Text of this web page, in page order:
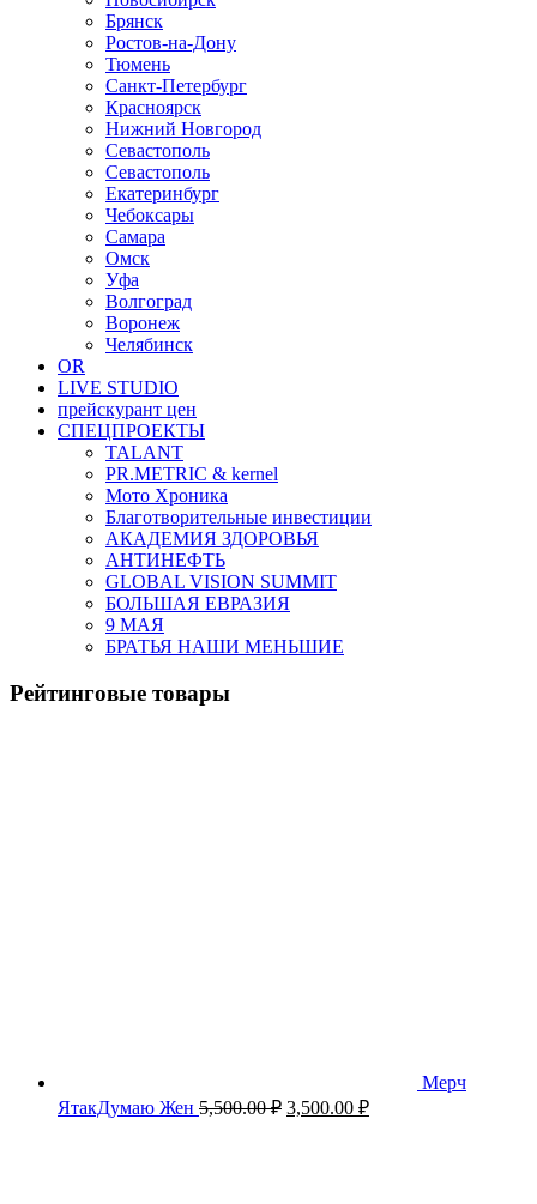
Брянск
Ростов-на-Дону
Тюмень
Санкт-Петербург
Красноярск
Нижний Новгород
Севастополь
Севастополь
Екатеринбург
Чебоксары
Самара
Омск
Уфа
Волгоград
Воронеж
Челябинск
OR
LIVE STUDIO
прейскурант цен
СПЕЦПРОЕКТЫ
TALANT
PR.METRIC & kernel
Мото Хроника
Благотворительные инвестиции
АКАДЕМИЯ ЗДОРОВЬЯ
АНТИНЕФТЬ
GLOBAL VISION SUMMIT
БОЛЬШАЯ ЕВРАЗИЯ
9 МАЯ
БРАТЬЯ НАШИ МЕНЬШИЕ
Рейтинговые товары
Мерч
ЯтакДумаю Жен 5,500.00₽ Первоначальная
3,500.00 ₽Текущая